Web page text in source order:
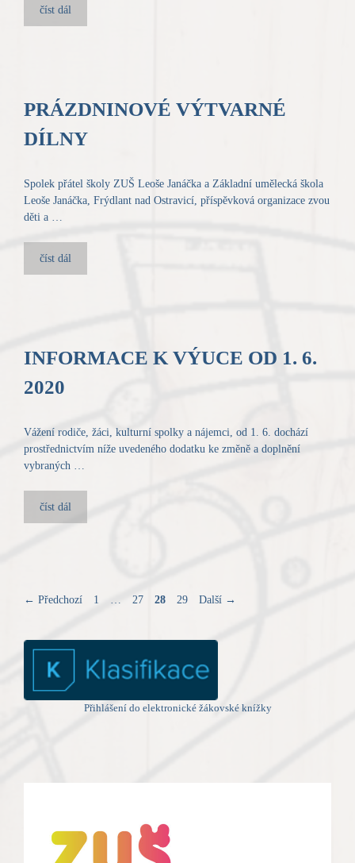
číst dál
PRÁZDNINOVÉ VÝTVARNÉ
DÍLNY
Spolek přátel školy ZUŠ Leoše Janáčka a Základní umělecká škola
Leoše Janáčka, Frýdlant nad Ostravicí, příspěvková organizace zvou
děti a …
číst dál
INFORMACE K VÝUCE OD 1. 6.
2020
Vážení rodiče, žáci, kulturní spolky a nájemci, od 1. 6. dochází
prostřednictvím níže uvedeného dodatku ke změně a doplnění
vybraných …
číst dál
← Předchozí Stránka
1 … Stránka
27 Stránka
28 Stránka
29 Další →
Přihlášení do elektronické žákovské knížky